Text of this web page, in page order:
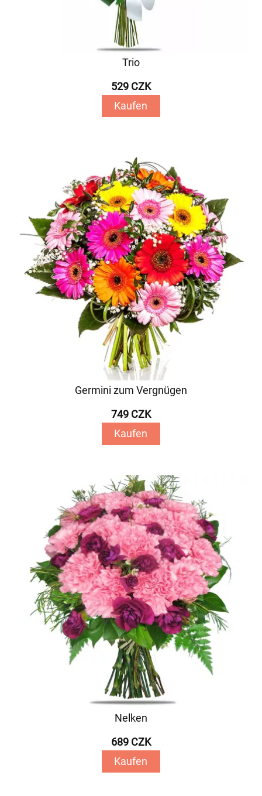
Trio
529 CZK
Kaufen
Germini zum Vergnügen
749 CZK
Kaufen
Nelken
689 CZK
Kaufen